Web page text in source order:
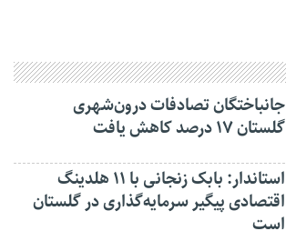
جانباختگان تصادفات درون‌شهری
گلستان ۱۷ درصد کاهش یافت
استاندار: بابک زنجانی با ۱۱ هلدینگ
اقتصادی پیگیر سرمایه‌گذاری در گلستان
است